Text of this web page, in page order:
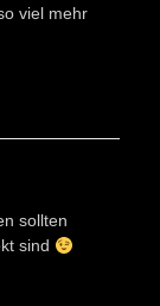
viel mehr
sollten
sind